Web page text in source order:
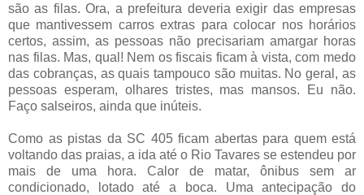
são as filas. Ora, a prefeitura deveria exigir das empresas
que mantivessem carros extras para colocar nos horários
certos, assim, as pessoas não precisariam amargar horas
nas filas. Mas, qual! Nem os fiscais ficam à vista, com medo
das cobranças, as quais tampouco são muitas. No geral, as
pessoas esperam, olhares tristes, mas mansos. Eu não.
Faço salseiros, ainda que inúteis.
Como as pistas da SC 405 ficam abertas para quem está
voltando das praias, a ida até o Rio Tavares se estendeu por
mais de uma hora. Calor de matar, ônibus sem ar
condicionado, lotado até a boca. Uma antecipação do